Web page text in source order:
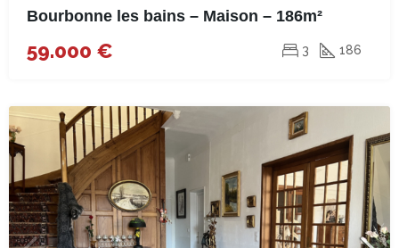
Bourbonne les bains – Maison – 186m²
59.000 € 3 186